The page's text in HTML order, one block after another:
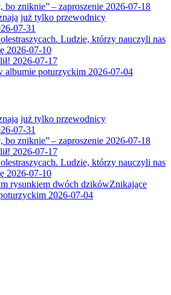
bo zniknie” – zaproszenie 2026-07-18
już tylko przewodnicy
07-31
Ludzie, którzy nauczyli nas
2026-07-10
2026-07-17
albumie poturzyckim 2026-07-04
już tylko przewodnicy
07-31
bo zniknie” – zaproszenie 2026-07-18
2026-07-17
Ludzie, którzy nauczyli nas
2026-07-10
Znikające
2026-07-04